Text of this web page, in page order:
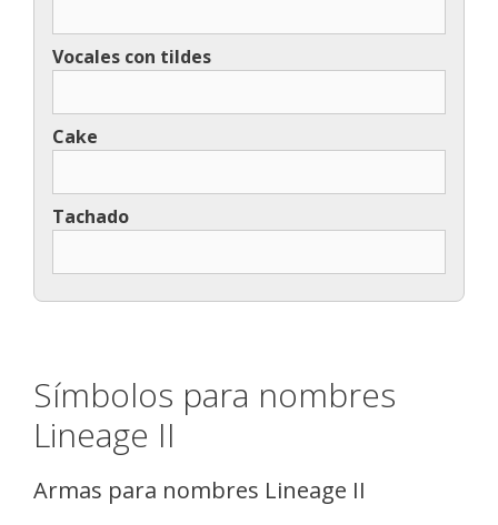
Vocales con tildes
Cake
Tachado
Símbolos para nombres
Lineage II
Armas para nombres Lineage II